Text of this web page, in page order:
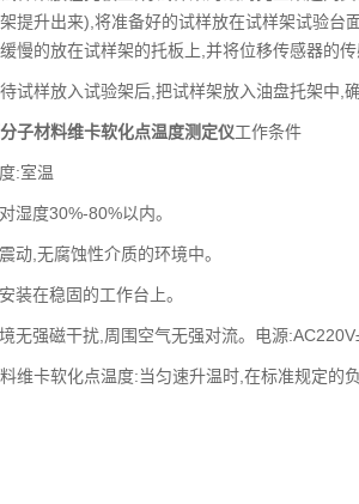
提升出来),将准备好的试样放在试样架试验
慢的放在试样架的托板上,并将位移传感器的传
试样放入试验架后,把试样架放入油盘托架中,
子材料维卡软化点温度测定仪工作条件
:室温
湿度30%-80%以内。
动,无腐蚀性介质的环境中。
装在稳固的工作台上。
无强磁干扰,周围空气无强对流。电源
维卡软化点温度:当匀速升温时,在标准规定的